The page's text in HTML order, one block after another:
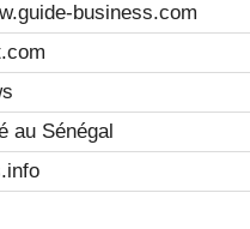
business.com
au Sénégal